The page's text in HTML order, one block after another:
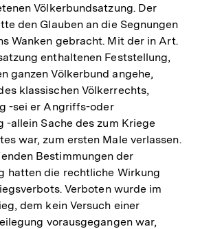
Völkerbundsatzung. Der
den Glauben an die Segnungen
Wanken gebracht. Mit der in Art.
enthaltenen Feststellung,
ganzen Völkerbund angehe,
klassischen Völkerrechts,
-sei er Angriffs-oder
-allein Sache des zum Kriege
war, zum ersten Male verlassen.
Bestimmungen der
hatten die rechtliche Wirkung
Verboten wurde im
dem kein Versuch einer
vorausgegangen war,